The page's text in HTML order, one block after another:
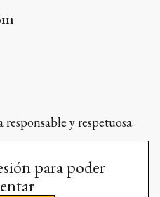
y respetuosa.
para poder